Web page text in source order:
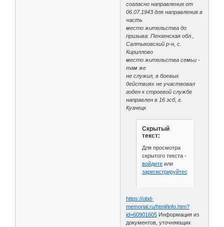
согласно направления от
06.07.1943 для направления в
часть
место жительства до
призыва: Пензенская обл.,
Салтыковский р-н, с.
Кириллово
место жительства семьи -
там же
не служил, в боевых
действиях не участвовал
годен к строевой службе
направлен в 16 зсб, г.
Кузнецк
Скрытый
текст:
Для просмотра
скрытого текста -
войдитеили
зарегистрируйтесь
https://obd-
memorial.ru/html/info.htm?
id=60901605 Информация из
документов, уточняющих